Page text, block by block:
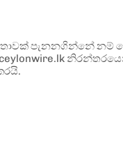
පැනනගින්නේ නම්